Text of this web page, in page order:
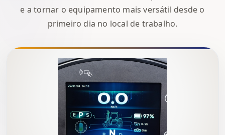
e a tornar o equipamento mais versátil desde o
primeiro dia no local de trabalho.